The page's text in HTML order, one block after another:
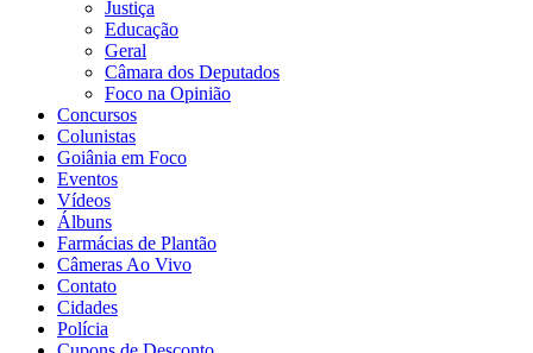
Justiça
Educação
Geral
Câmara dos Deputados
Foco na Opinião
Concursos
Colunistas
Goiânia em Foco
Eventos
Vídeos
Álbuns
Farmácias de Plantão
Câmeras Ao Vivo
Contato
Cidades
Polícia